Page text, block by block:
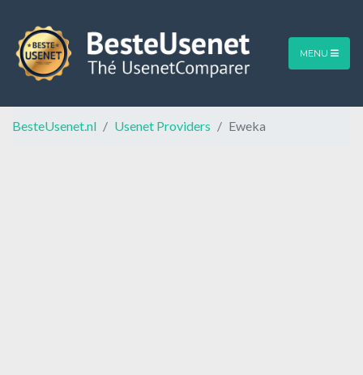
MENU
BesteUsenet.nl Usenet Providers Eweka